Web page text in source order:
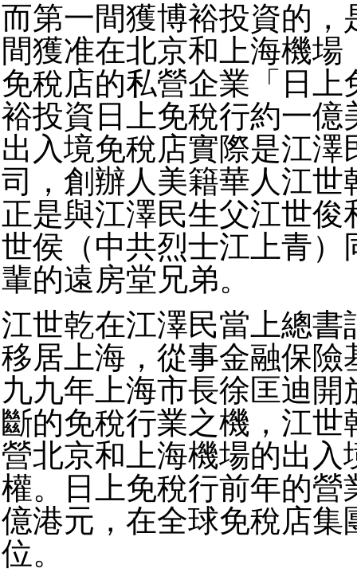
而第一間獲博裕投資的，
間獲准在北京和上海機場
免稅店的私營企業「日上
裕投資日上免稅行約一億
出入境免稅店實際是江澤
司，創辦人美籍華人江世
正是與江澤民生父江世俊
世侯（中共烈士江上青）
輩的遠房堂兄弟。
江世乾在江澤民當上總書
移居上海，從事金融保險
九九年上海市長徐匡迪開
斷的免稅行業之機，江世
營北京和上海機場的出入
權。日上免稅行前年的營
億港元，在全球免稅店集
位。